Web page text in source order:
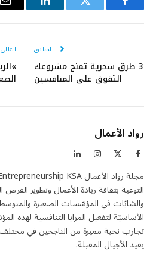
فيسبوك تويتر لينكدإن
السابق
3 طرق سحرية تمنح مشروعك
التفوق على المنافسين
التالي
رواد الأعمال
فيسبوك الانستغراملينكدإن
التوعية بثقافة ريادة الأعمال وتطوير
والشابّات في المؤسّسات الصغيرة
الأساسيّة لتفعيل المزايا التنافسية
تجارب نخبة مميزة من الناجحين في
يفيد الأجيال المقبلة.